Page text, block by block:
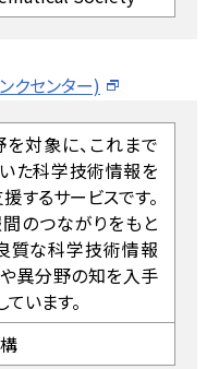
クセンター)
対象に、これまで
た科学技術情報を
するサービスです。
のつながりをもと
質な科学技術情報
異分野の知を入手
います。